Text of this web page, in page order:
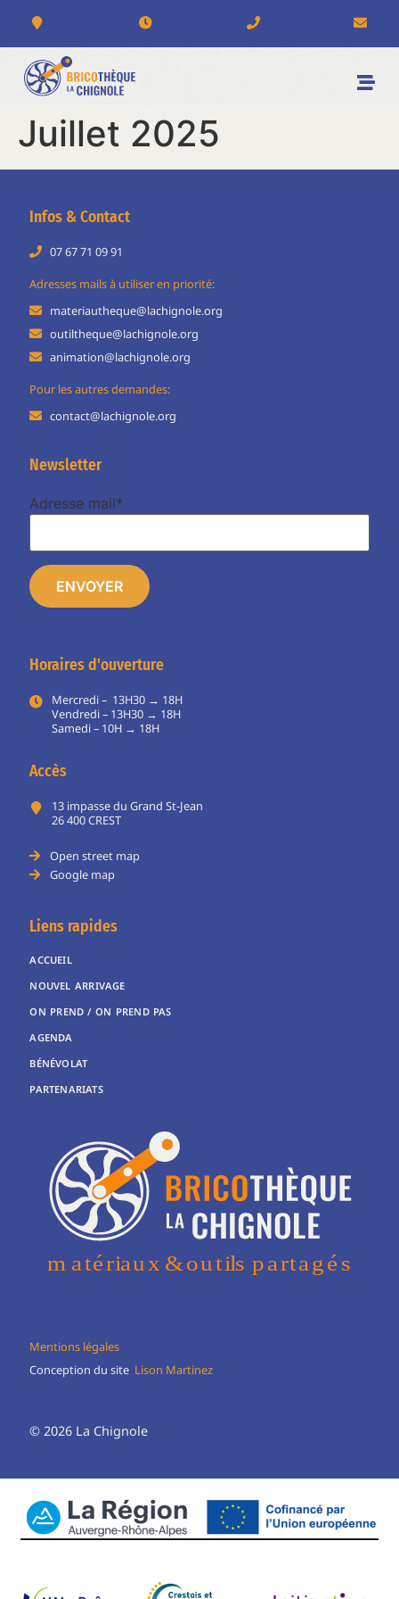
Juillet 2025
Mentions légales
Conception du site Lison Martinez
© 2026 La Chignole
Liens rapides
ACCUEIL
NOUVEL ARRIVAGE
ON PREND / ON PREND PAS
AGENDA
BÉNÉVOLAT
PARTENARIATS
Horaires d'ouverture
Mercredi – 13H30 → 18H
Vendredi – 13H30 → 18H
Samedi – 10H → 18H
Accès
13 impasse du Grand St-Jean
26 400 CREST
Open street map
Google map
Infos & Contact
07 67 71 09 91
Adresses mails à utiliser en priorité:
materiautheque@lachignole.org
outiltheque@lachignole.org
animation@lachignole.org
Pour les autres demandes:
contact@lachignole.org
Newsletter
Adresse mail*